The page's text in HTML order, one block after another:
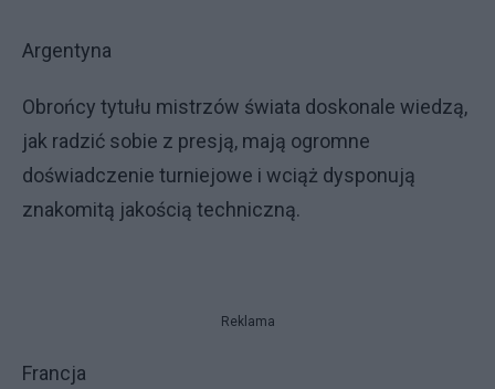
Argentyna
Obrońcy tytułu mistrzów świata doskonale wiedzą,
jak radzić sobie z presją, mają ogromne
doświadczenie turniejowe i wciąż dysponują
znakomitą jakością techniczną.
Reklama
Francja